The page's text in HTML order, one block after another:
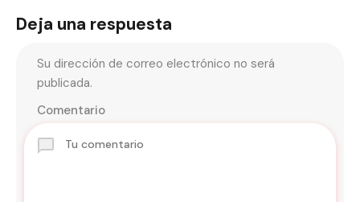
Deja una respuesta
Su dirección de correo electrónico no será
publicada.
Comentario